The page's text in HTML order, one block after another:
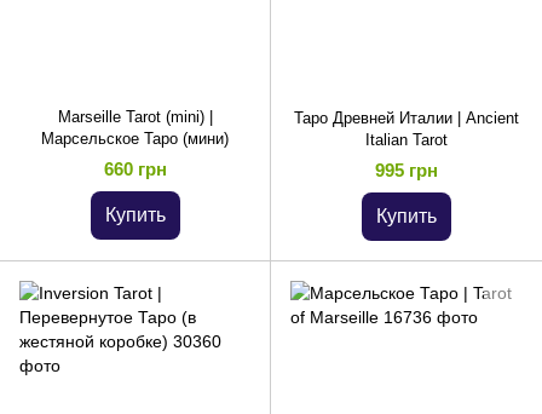
Marseille Tarot (mini) |
Марсельское Таро (мини)
660 грн
Купить
Таро Древней Италии | Ancient
Italian Tarot
995 грн
Купить